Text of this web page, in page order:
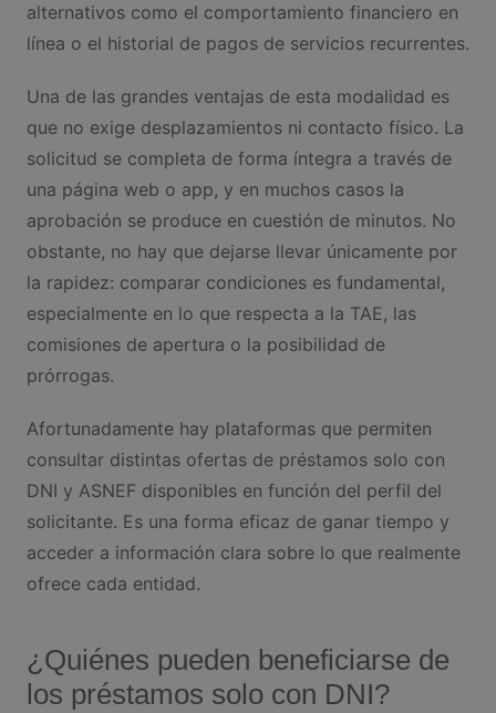
alternativos como el comportamiento financiero en
línea o el historial de pagos de servicios recurrentes.
Una de las grandes ventajas de esta modalidad es
que no exige desplazamientos ni contacto físico. La
solicitud se completa de forma íntegra a través de
una página web o app, y en muchos casos la
aprobación se produce en cuestión de minutos. No
obstante, no hay que dejarse llevar únicamente por
la rapidez: comparar condiciones es fundamental,
especialmente en lo que respecta a la TAE, las
comisiones de apertura o la posibilidad de
prórrogas.
Afortunadamente hay plataformas que permiten
consultar distintas ofertas de préstamos solo con
DNI y ASNEF disponibles en función del perfil del
solicitante. Es una forma eficaz de ganar tiempo y
acceder a información clara sobre lo que realmente
ofrece cada entidad.
¿Quiénes pueden beneficiarse de
los préstamos solo con DNI?